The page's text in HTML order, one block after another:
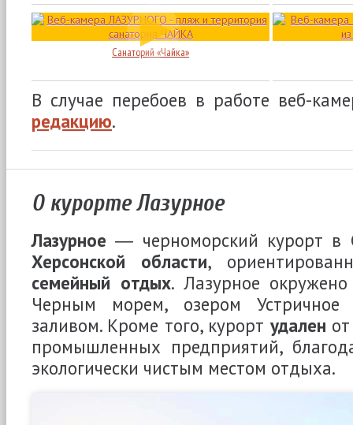
Санаторий «Чайка»
В случае перебоев в работе веб-
редакцию.
О курорте Лазурное
Лазурное ― черноморский курорт в
Херсонской области,
семейный отдых. Лазурное
Черным морем, озером
заливом. Кроме того, курорт удален
промышленных предприятий,
экологически чистым местом отдыха.